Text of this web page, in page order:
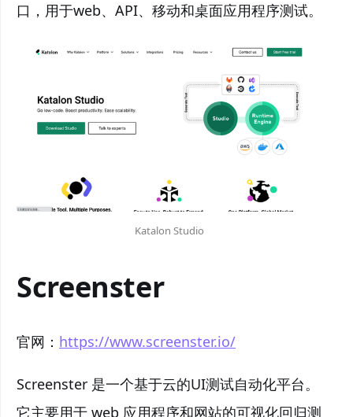
口，用于web、API、移动和桌面应用程序测试。
Katalon Studio
Screenster
官网： https://www.screenster.io/
Screenster 是一个基于云的UI测试自动化平台。
它主要用于 web 应用程序和网站的可视化回归测